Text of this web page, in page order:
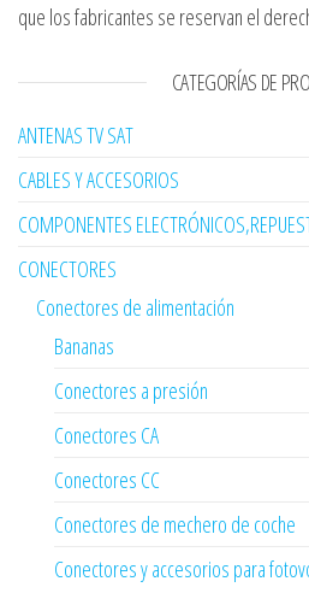
que los fabricantes se reservan el
CATEGORÍAS DE
ANTENAS TV SAT
CABLES Y ACCESORIOS
COMPONENTES
CONECTORES
Conectores de alimentación
Bananas
Conectores a presión
Conectores CA
Conectores CC
Conectores de mechero de coche
Conectores y accesorios para